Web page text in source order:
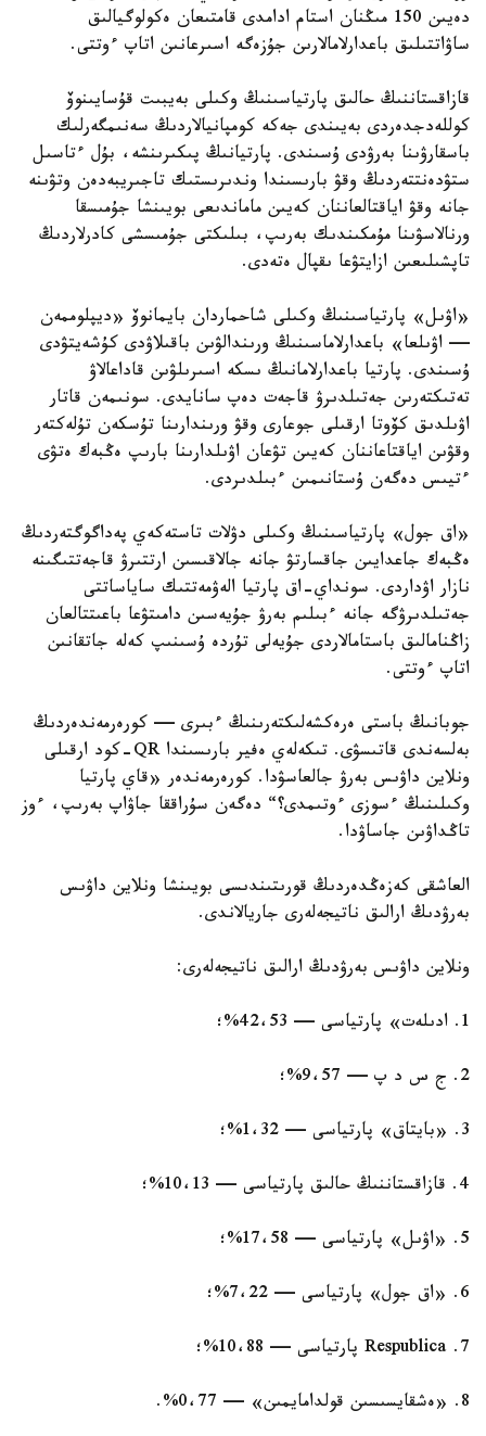
دەيىن 150 مىڭنان استام ادامدى قامتىعان ەكولوگيالىق
ساۋاتتىلىق باعدارلامالارىن جۇزەگە اسىرعانىن اتاپ ءوتتى.
قازاقستاننىڭ حالىق پارتياسىنىڭ وكىلى بەيبىت قۇسايىنوۆ
كوللەدجدەردى بەيىندى جەكە كومپانيالاردىڭ سەنىمگەرلىك
باسقارۋىنا بەرۋدى ۇسىندى. پارتيانىڭ پىكىرىنشە، بۇل ءتاسىل
ستۋدەنتتەردىڭ وقۋ بارىسىندا وندىرىستىك تاجىريبەدەن وتۋىنە
جانە وقۋ اياقتالعاننان كەيىن ماماندىعى بويىنشا جۇمىسقا
ورنالاسۋىنا مۇمكىندىك بەرىپ، بىلىكتى جۇمىسشى كادرلاردىڭ
تاپشىلىعىن ازايتۋعا ىقپال ەتەدى.
«اۋىل» پارتياسىنىڭ وكىلى شاحماردان بايمانوۆ «ديپلوممەن
— اۋىلعا» باعدارلاماسىنىڭ ورىندالۋىن باقىلاۋدى كۇشەيتۋدى
ۇسىندى. پارتيا باعدارلامانىڭ ىسكە اسىرىلۋىن قاداعالاۋ
تەتىكتەرىن جەتىلدىرۋ قاجەت دەپ سانايدى. سونىمەن قاتار
اۋىلدىق كۆوتا ارقىلى جوعارى وقۋ ورىندارىنا تۇسكەن تۇلەكتەر
وقۋىن اياقتاعاننان كەيىن تۋعان اۋىلدارىنا بارىپ ەڭبەك ەتۋى
ءتيىس دەگەن ۇستانىمىن ءبىلدىردى.
«اق جول» پارتياسىنىڭ وكىلى دۋلات تاستەكەي پەداگوگتەردىڭ
ەڭبەك جاعدايىن جاقسارتۋ جانە جالاقىسىن ارتتىرۋ قاجەتتىگىنە
نازار اۋداردى. سونداي-اق پارتيا الەۋمەتتىك ساياساتتى
جەتىلدىرۋگە جانە ءبىلىم بەرۋ جۇيەسىن دامىتۋعا باعىتتالعان
زاڭنامالىق باستامالاردى جۇيەلى تۇردە ۇسىنىپ كەلە جاتقانىن
اتاپ ءوتتى.
جوبانىڭ باستى ەرەكشەلىكتەرىنىڭ ءبىرى — كورەرمەندەردىڭ
بەلسەندى قاتىسۋى. تىكەلەي ەفير بارىسىندا QR-كود ارقىلى
ونلاين داۋىس بەرۋ جالعاسۋدا. كورەرمەندەر «قاي پارتيا
وكىلىنىڭ ءسوزى ءوتىمدى؟“ دەگەن سۇراققا جاۋاپ بەرىپ، ءوز
تاڭداۋىن جاساۋدا.
العاشقى كەزەڭدەردىڭ قورىتىندىسى بويىنشا ونلاين داۋىس
بەرۋدىڭ ارالىق ناتيجەلەرى جاريالاندى.
ونلاين داۋىس بەرۋدىڭ ارالىق ناتيجەلەرى:
1. ادىلەت» پارتياسى — 42،53%؛
2. ج س د پ — 9،57%؛
3. «بايتاق» پارتياسى — 1،32%؛
4. قازاقستاننىڭ حالىق پارتياسى — 10،13%؛
5. «اۋىل» پارتياسى — 17،58%؛
6. «اق جول» پارتياسى — 7،22%؛
7. Respublica پارتياسى — 10،88%؛
8. «ەشقايسىسىن قولدامايمىن» — 0،77%.